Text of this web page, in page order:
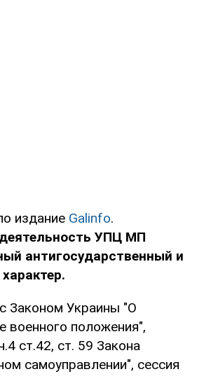
издание Galinfo.
деятельность УПЦ МП
антигосударственный и
Законом Украины "О
военного положения",
ст.42, ст. 59 Закона
самоуправлении", сессия